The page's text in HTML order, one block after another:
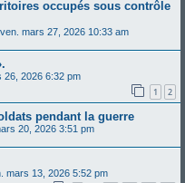
occupés sous contrôle
ven. mars 27, 2026 10:33 am
26, 2026 6:32 pm
1 2
pendant la guerre
20, 2026 3:51 pm
mars 13, 2026 5:52 pm